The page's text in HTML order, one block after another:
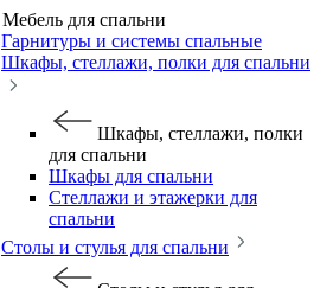
Мебель для спальни
Гарнитуры и системы спальные
Шкафы, стеллажи, полки для спальни
Шкафы, стеллажи, полки
для спальни
Шкафы для спальни
Стеллажи и этажерки для
спальни
Столы и стулья для спальни